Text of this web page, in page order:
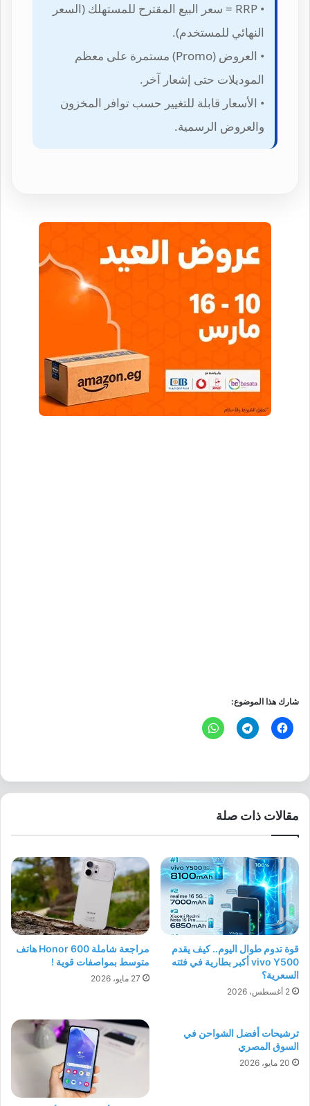
• RRP = سعر البيع المقترح للمستهلك (السعر
النهائي للمستخدم).
• العروض (Promo) مستمرة على معظم
الموديلات حتى إشعار آخر.
• الأسعار قابلة للتغيير حسب توافر المخزون
والعروض الرسمية.
شارك هذا الموضوع:
مقالات ذات صلة
قوة تدوم طوال اليوم.. كيف يقدم
vivo Y500 أكبر بطارية في فئته
السعرية؟
2 أغسطس، 2026
مراجعة شاملة Honor 600 هاتف
متوسط بمواصفات قوية !
27 مايو، 2026
ترشيحات أفضل الشواحن في
السوق المصري
20 مايو، 2026